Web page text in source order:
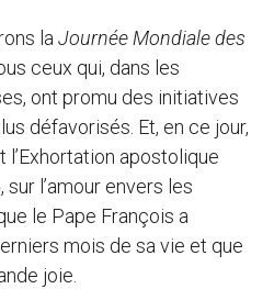
laJournée Mondiale des
ceux qui, dans les
ont promu des initiatives
défavorisés. Et, en ce jour,
apostolique
sur l’amour envers les
le Pape François a
mois de sa vie et que
joie.